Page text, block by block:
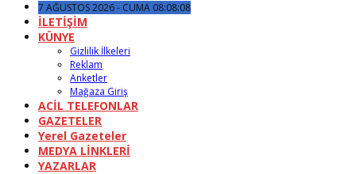
7 AĞUSTOS 2026 - CUMA 08:08:08
İLETİŞİM
KÜNYE
Gizlilik İlkeleri
Reklam
Anketler
Mağaza Giriş
ACİL TELEFONLAR
GAZETELER
Yerel Gazeteler
MEDYA LİNKLERİ
YAZARLAR